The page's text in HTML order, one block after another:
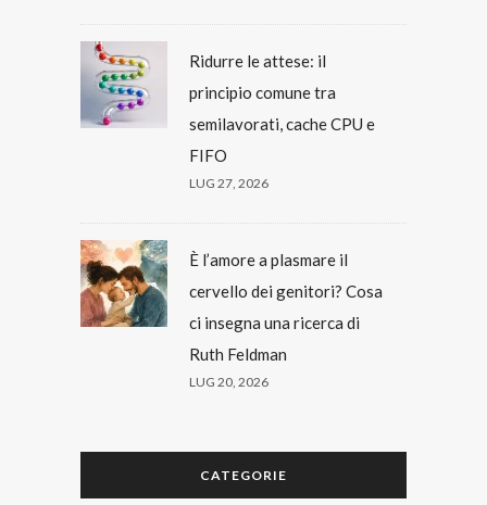
Ridurre le attese: il
principio comune tra
semilavorati, cache CPU e
FIFO
LUG 27, 2026
È l’amore a plasmare il
cervello dei genitori? Cosa
ci insegna una ricerca di
Ruth Feldman
LUG 20, 2026
CATEGORIE